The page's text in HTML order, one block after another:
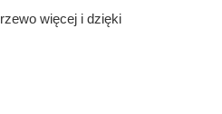
więcej i dzięki